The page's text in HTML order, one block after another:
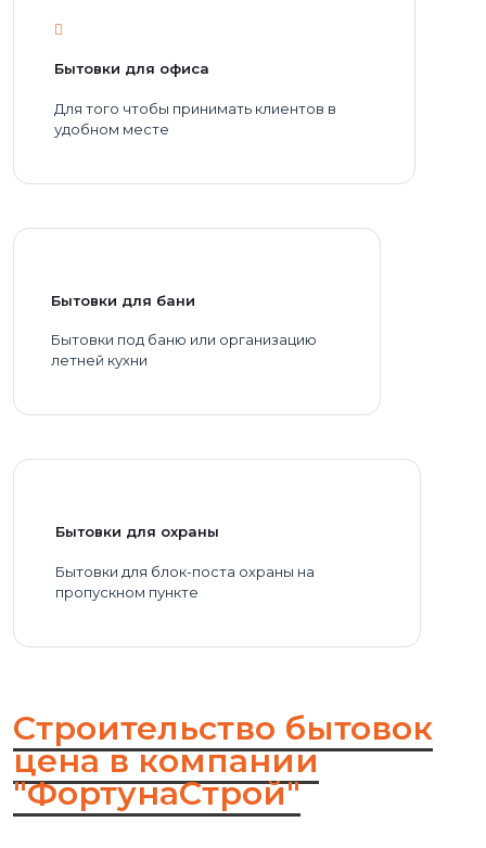
Бытовки для офиса
Для того чтобы принимать клиентов в
удобном месте
Бытовки для бани
Бытовки под баню или организацию
летней кухни
Бытовки для охраны
Бытовки для блок-поста охраны на
пропускном пункте
Строительство бытовок
цена в компании
"ФортунаСтрой"